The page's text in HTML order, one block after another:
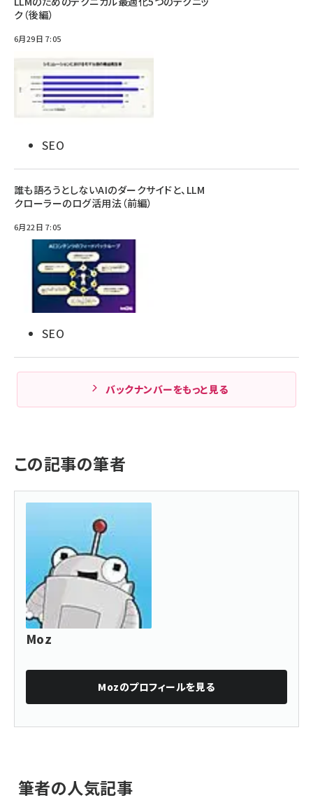
ク（後編）
6月29日 7:05
SEO
誰も語ろうとしないAIのダークサイドと、LLM
クローラーのログ活用法（前編）
6月22日 7:05
SEO
バックナンバーをもっと見る
この記事の筆者
Moz
Mozのプロフィールを見る
筆者の人気記事